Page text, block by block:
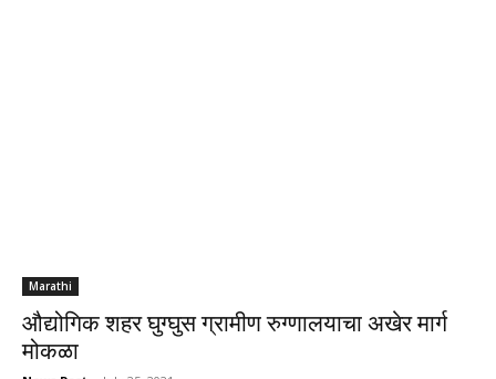
Marathi
औद्योगिक शहर घुग्घुस ग्रामीण रुग्णालयाचा अखेर मार्ग
मोकळा